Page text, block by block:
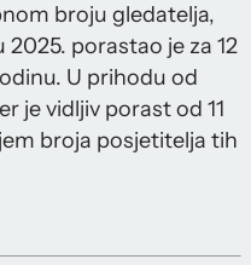
broju gledatelja,
porastao je za 12
U prihodu od
je vidljiv porast od 11
broja posjetitelja tih